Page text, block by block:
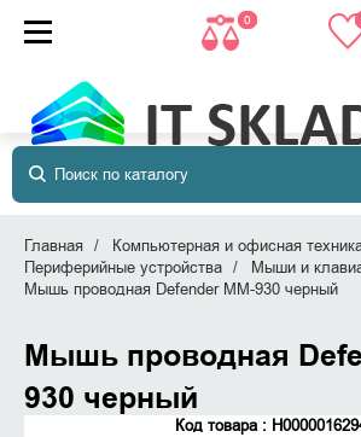
0
Главная
Компьютерная и офисная
Периферийные устройства
Мыши и
Мышь проводная Defender MM-930 черный
Мышь проводная
930 черный
Код товара :